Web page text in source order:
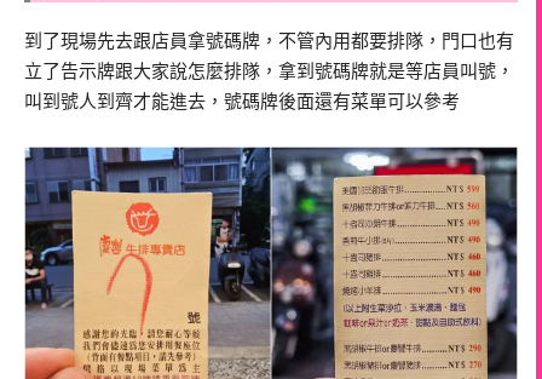
到了現場先去跟店員拿號碼牌，不管內用都要排隊，門口也有
立了告示牌跟大家說怎麼排隊，拿到號碼牌就是等店員叫號，
叫到號人到齊才能進去，號碼牌後面還有菜單可以參考